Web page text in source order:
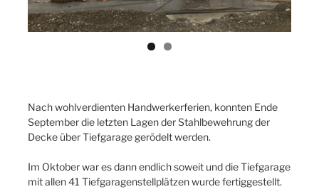
Nach wohlverdienten Handwerkerferien, konnten Ende
September die letzten Lagen der Stahlbewehrung der
Decke über Tiefgarage gerödelt werden.
Im Oktober war es dann endlich soweit und die Tiefgarage
mit allen 41 Tiefgaragenstellplätzen wurde fertiggestellt.